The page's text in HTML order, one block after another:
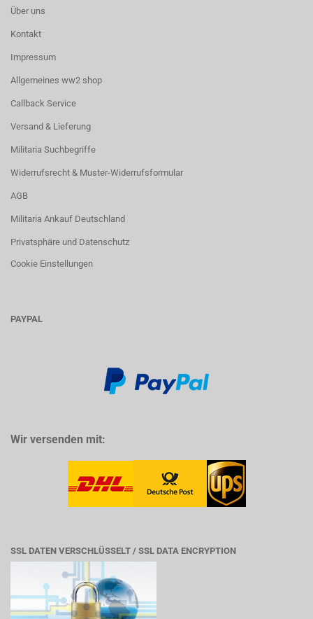
Über uns
Kontakt
Impressum
Allgemeines ww2 shop
Callback Service
Versand & Lieferung
Militaria Suchbegriffe
Widerrufsrecht & Muster-Widerrufsformular
AGB
Militaria Ankauf Deutschland
Privatsphäre und Datenschutz
Cookie Einstellungen
PAYPAL
Wir versenden mit:
SSL DATEN VERSCHLÜSSELT / SSL DATA ENCRYPTION